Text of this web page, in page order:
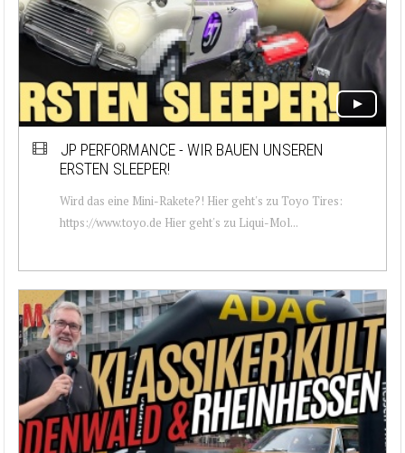
JP PERFORMANCE - WIR BAUEN UNSEREN
ERSTEN SLEEPER!
Wird das eine Mini-Rakete?! Hier geht's zu Toyo Tires:
https://www.toyo.de Hier geht's zu Liqui-Mol...